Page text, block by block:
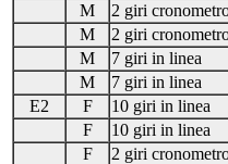
M
2 giri
M
2 giri
M
7 giri in linea
M
7 giri in linea
E2
F 10 giri in linea
F
10 giri in linea
F
2 giri